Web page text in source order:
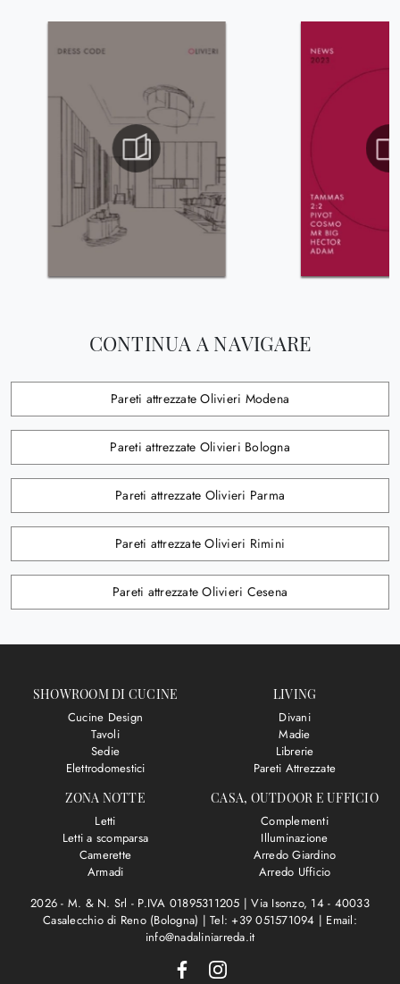
CONTINUA A NAVIGARE
Pareti attrezzate Olivieri Modena
Pareti attrezzate Olivieri Bologna
Pareti attrezzate Olivieri Parma
Pareti attrezzate Olivieri Rimini
Pareti attrezzate Olivieri Cesena
SHOWROOM DI CUCINE
Cucine Design
Tavoli
Sedie
Elettrodomestici
LIVING
Divani
Madie
Librerie
Pareti Attrezzate
ZONA NOTTE
Letti
Letti a scomparsa
Camerette
Armadi
CASA, OUTDOOR E UFFICIO
Complementi
Illuminazione
Arredo Giardino
Arredo Ufficio
2026 - M. & N. Srl - P.IVA 01895311205 |Via Isonzo, 14 - 40033
Casalecchio di Reno (Bologna) |Tel: +39 051571094 | Email:
info@nadaliniarreda.it